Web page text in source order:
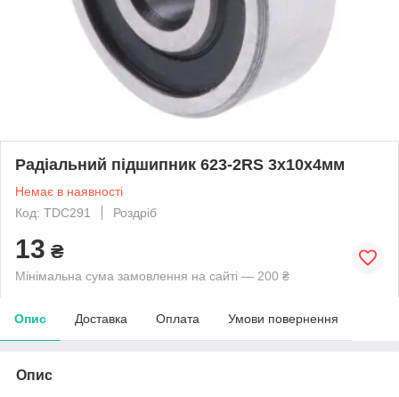
Радіальний підшипник 623-2RS 3х10х4мм
Немає в наявності
Код: TDC291
Роздріб
13 ₴
Мінімальна сума замовлення на сайті — 200 ₴
Опис Доставка Оплата Умови повернення
Опис